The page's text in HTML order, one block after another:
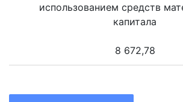
использованием средств
капитала
8 672,78